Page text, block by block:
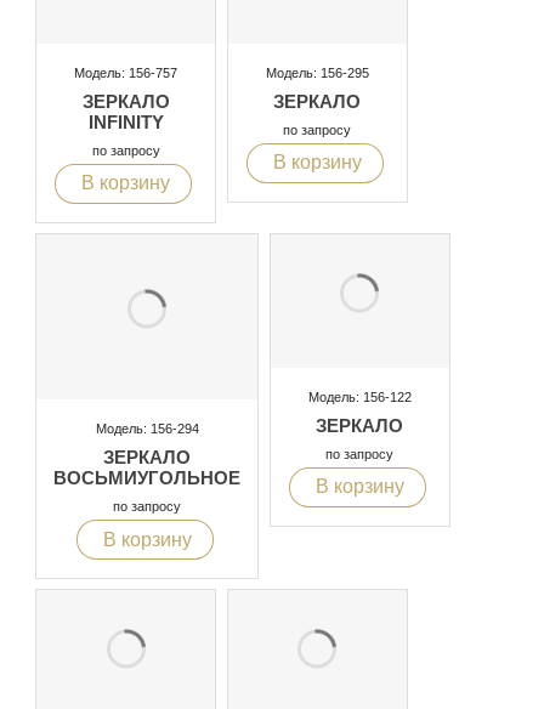
Модель: 156-757
ЗЕРКАЛО
INFINITY
по запросу
В корзину
Модель: 156-295
ЗЕРКАЛО
по запросу
В корзину
Модель: 156-294
ЗЕРКАЛО
ВОСЬМИУГОЛЬНОЕ
по запросу
В корзину
Модель: 156-122
ЗЕРКАЛО
по запросу
В корзину